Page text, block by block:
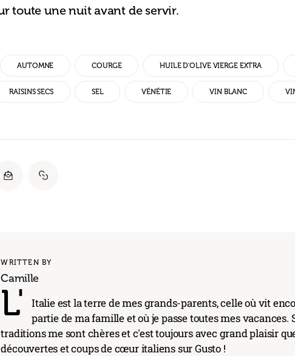
toute une nuit avant de servir.
AUTOMNE COURGE HUILE D'OLIVE VIERGE EXTRA
RAISINS SECS SEL VÉNÉTIE VIN BLANC
WRITTEN BY
Camille
L'
Italie est la terre de mes grands-parents, celle où vit
partie de ma famille et où je passe toutes mes vacances.
traditions me sont chères et c'est toujours avec grand plaisir
découvertes et coups de cœur italiens sur Gusto !